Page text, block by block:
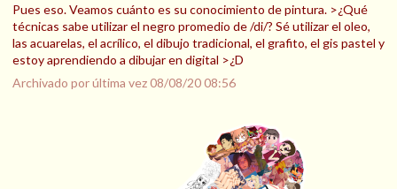
Pues eso. Veamos cuánto es su conocimiento de pintura. >¿Qué
técnicas sabe utilizar el negro promedio de /di/? Sé utilizar el oleo,
las acuarelas, el acrílico, el dibujo tradicional, el grafito, el gis pastel y
estoy aprendiendo a dibujar en digital >¿D
Archivado por última vez08/08/20 08:56